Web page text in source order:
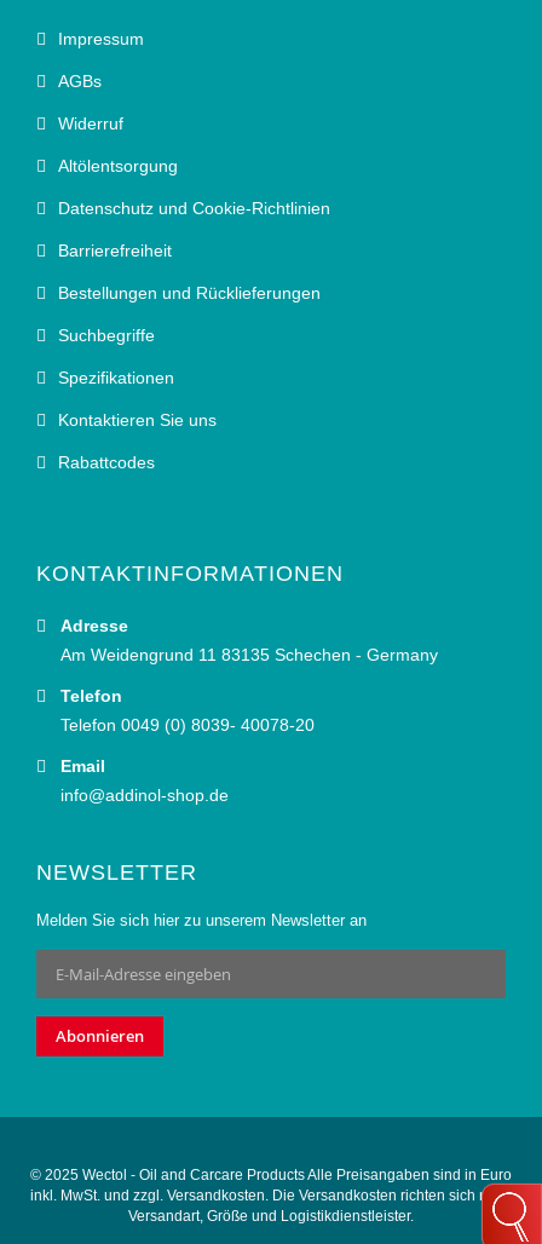
Impressum
AGBs
Widerruf
Altölentsorgung
Datenschutz und Cookie-Richtlinien
Barrierefreiheit
Bestellungen und Rücklieferungen
Suchbegriffe
Spezifikationen
Kontaktieren Sie uns
Rabattcodes
KONTAKTINFORMATIONEN
Adresse
Am Weidengrund 11 83135 Schechen - Germany
Telefon
Telefon 0049 (0) 8039- 40078-20
Email
info@addinol-shop.de
NEWSLETTER
Melden Sie sich hier zu unserem Newsletter an
Anmeldung
zum
Newsletter:
Abonnieren
© 2025 Wectol - Oil and Carcare Products Alle Preisangaben sind in Euro
inkl. MwSt. und zzgl. Versandkosten. Die Versandkosten richten sich nach
Versandart, Größe und Logistikdienstleister.
.